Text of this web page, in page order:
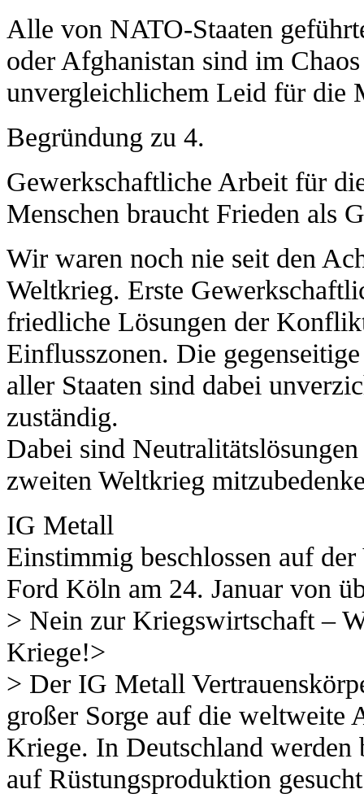
Alle von NATO-Staaten
oder Afghanistan sind im
unvergleichlichem Leid für die
Begründung zu 4.
Gewerkschaftliche Arbeit für
Menschen braucht Frieden als
Wir waren noch nie seit den
Weltkrieg. Erste
friedliche Lösungen der
Einflusszonen. Die
aller Staaten sind dabei
zuständig.
Dabei sind
zweiten Weltkrieg
IG Metall
Einstimmig beschlossen auf
Ford Köln am 24. Januar von
> Nein zur Kriegswirtschaft –
Kriege!>
> Der IG Metall
großer Sorge auf die weltweite
Kriege. In Deutschland werden
auf Rüstungsproduktion